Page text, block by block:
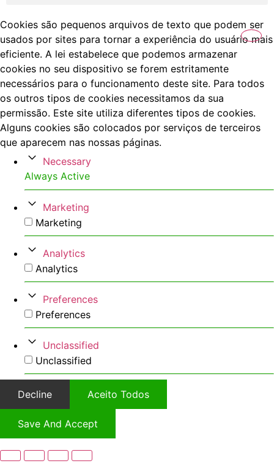
Cookies são pequenos arquivos de texto que podem ser
usados por sites para tornar a experiência do usuário mais
eficiente. A lei estabelece que podemos armazenar
cookies no seu dispositivo se forem estritamente
necessários para o funcionamento deste site. Para todos
os outros tipos de cookies necessitamos da sua
permissão. Este site utiliza diferentes tipos de cookies.
Alguns cookies são colocados por serviços de terceiros
que aparecem nas nossas páginas.
Necessary
Always Active
Marketing
Marketing
Analytics
Analytics
Preferences
Preferences
Unclassified
Unclassified
Decline Aceito Todos
Save And Accept